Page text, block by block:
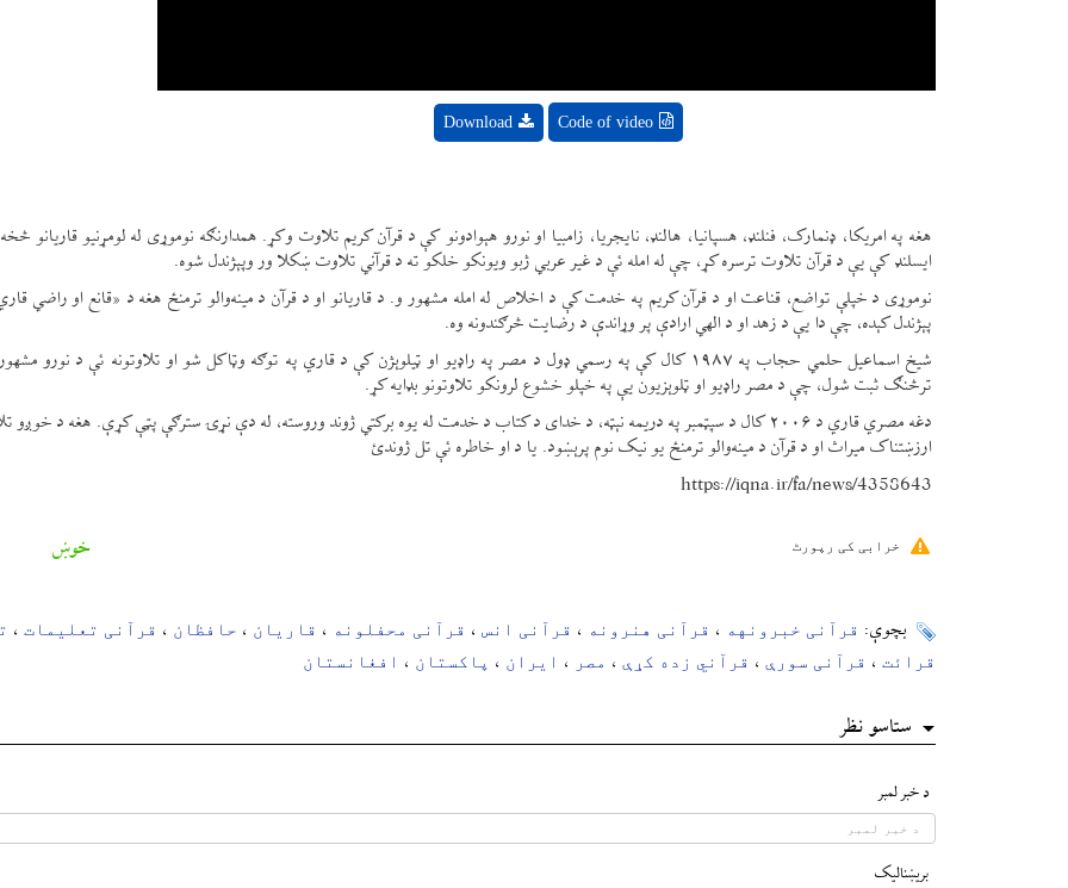
Code of video
Download
هغه په امریکا، ډنمارک، فنلنډ، هسپانیا، هالنډ، نایجریا، زامبیا او نورو هېوادونو کې د قرآن کریم تلاوت وکړ. همدارنګه نوموړی له لومړنیو قاریانو
ایسلنډ کې یې د قرآن تلاوت ترسره کړ، چې له امله ئې د غیر عربي ژبو ویونکو خلکو ته د قرآني تلاوت ښکلا ور وپېژندل شوه.
نوموړی د خپلې تواضع، قناعت او د قرآن کریم په خدمت کې د اخلاص له امله مشهور و. د قاریانو او د قرآن د مینه‌والو ترمنځ هغه د «قانع او راضي
پېژندل کېده، چې دا یې د زهد او د الهي ارادې پر وړاندې د رضایت څرګندونه وه.
شیخ اسماعیل حلمي حجاب په ۱۹۸۷ کال کې په رسمي ډول د مصر په راډیو او ټیلوېژن کې د قاري په توګه وټاکل شو او تلاوتونه ئې د نورو
ترڅنګ ثبت شول، چې د مصر راډیو او ټلوېزیون یې په خپلو خشوع لرونکو تلاوتونو بډایه کړ.
دغه مصري قاري د ۲۰۰۶ کال د سپټمبر په دریمه نېټه، د خدای د کتاب د خدمت له یوه برکتي ژوند وروسته، له دې نړۍ سترګې پټې کړې. هغه د خوږو
ارزښتناک میراث او د قرآن د مینه‌والو ترمنځ یو نیک نوم پرېښود. یا د او خاطره ئې تل ژوندئ
https://iqna.ir/fa/news/4358643
خوښ خرابی کی رپورٹ
بچوې: قرآنی خبرونهه ، قرآنی هنرونه ، قرآنی انس ، قرآنی محفلونه ، قاریان ، حافظان ، قرآنی تعلیمات ،
قرائت ، قرآنی سورې ، قرآني زده کړې ، مصر ، ایران ، پاکستان ، افغانستان
ستاسو نظر
د خبر لمبر
بريښناليک